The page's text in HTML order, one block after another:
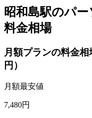
昭和島駅のパ
料金相場
月額プランの料金
円）
月額最安値
7,480円